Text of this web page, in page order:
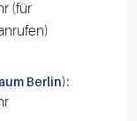
(für
Berlin):